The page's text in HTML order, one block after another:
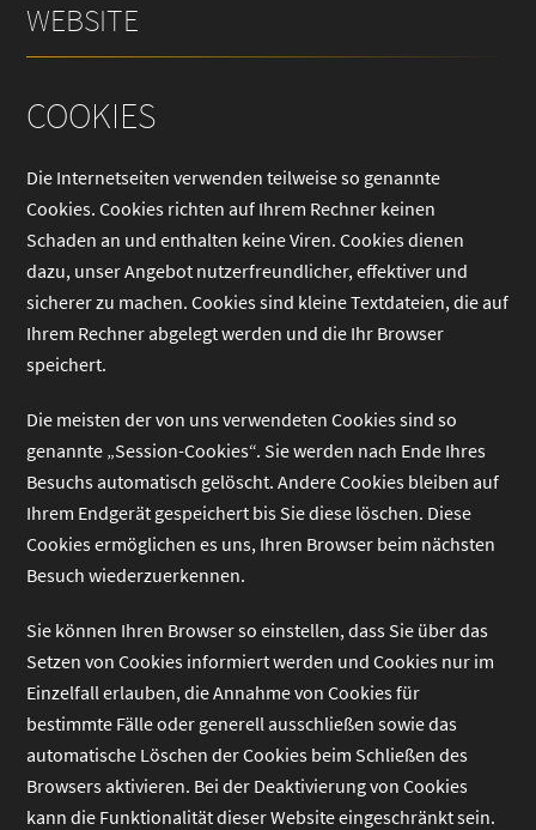
WEBSITE
COOKIES
Die Internetseiten verwenden teilweise so genannte
Cookies. Cookies richten auf Ihrem Rechner keinen
Schaden an und enthalten keine Viren. Cookies dienen
dazu, unser Angebot nutzerfreundlicher, effektiver und
sicherer zu machen. Cookies sind kleine Textdateien, die auf
Ihrem Rechner abgelegt werden und die Ihr Browser
speichert.
Die meisten der von uns verwendeten Cookies sind so
genannte „Session-Cookies“. Sie werden nach Ende Ihres
Besuchs automatisch gelöscht. Andere Cookies bleiben auf
Ihrem Endgerät gespeichert bis Sie diese löschen. Diese
Cookies ermöglichen es uns, Ihren Browser beim nächsten
Besuch wiederzuerkennen.
Sie können Ihren Browser so einstellen, dass Sie über das
Setzen von Cookies informiert werden und Cookies nur im
Einzelfall erlauben, die Annahme von Cookies für
bestimmte Fälle oder generell ausschließen sowie das
automatische Löschen der Cookies beim Schließen des
Browsers aktivieren. Bei der Deaktivierung von Cookies
kann die Funktionalität dieser Website eingeschränkt sein.